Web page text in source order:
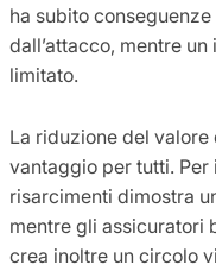
ha subito
dall’attacco, mentre
limitato.
La riduzione del
vantaggio per tutti.
risarcimenti dimostra
mentre gli assicuratori
crea inoltre un circolo